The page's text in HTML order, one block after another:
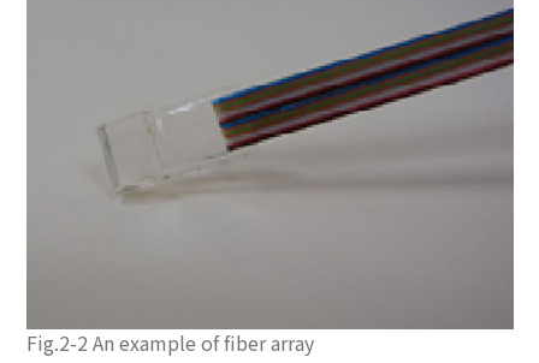
Fig.2-2 An example of fiber array